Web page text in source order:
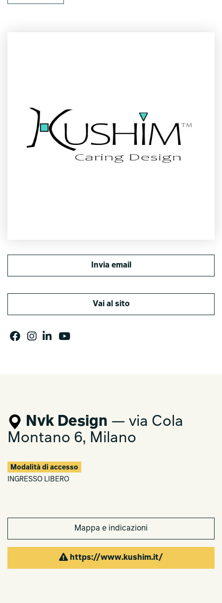
Invia email
Vai al sito
Nvk Design — via Cola
Montano 6, Milano
Modalità di accesso
INGRESSO LIBERO
Mappa e indicazioni
https://www.kushim.it/